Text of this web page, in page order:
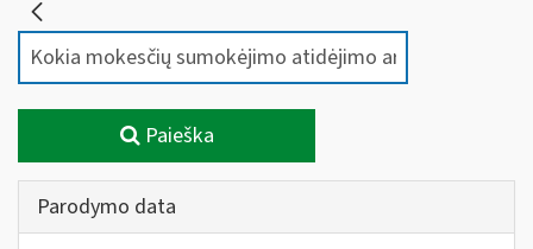
Paieška
Parodymo data